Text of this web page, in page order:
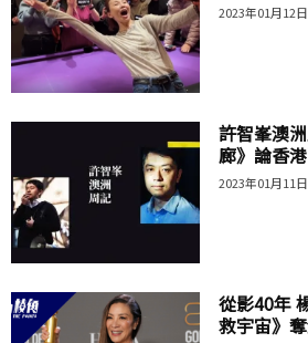
2023年01月12日
許智峯澳
廊》論香
2023年01月11日
從影40年
救宇宙》